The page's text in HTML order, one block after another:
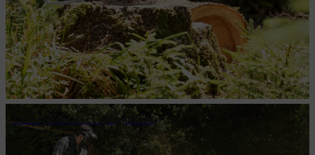
Consigli sul decespugliatore